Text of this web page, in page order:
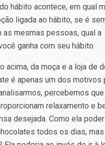
hábito acontece, em qual
ligada ao hábito, se é
as mesmas pessoas, qual a
ganha com seu hábito.
acima, da moça e a loja de
é apenas um dos motivos
percebemos
relaxamento e
desejada. Como ela
todos os dias,